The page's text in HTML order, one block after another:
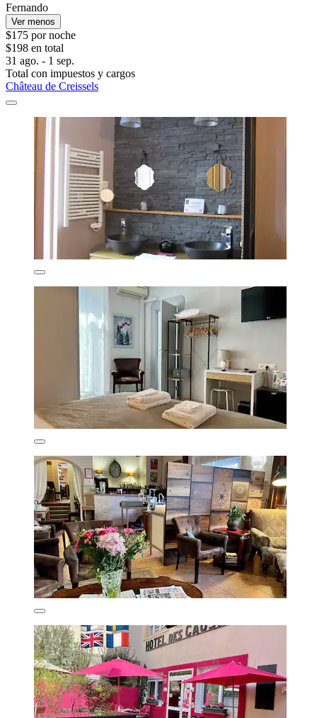
Fernando
Ver menos
$175 por noche
$198 en total
31 ago. - 1 sep.
Total con impuestos y cargos
Château de Creissels